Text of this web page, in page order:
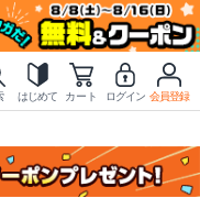
はじめて カート ログイン 会員登録